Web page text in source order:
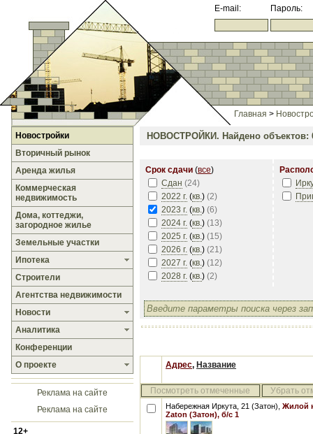
E-mail: Пароль:
Главная >
Новостройки
Вторичный рынок
Аренда жилья
Коммерческая
недвижимость
Дома, коттеджи,
загородное жилье
Земельные участки
Ипотека
Строители
Агентства недвижимости
Новости
Аналитика
Конференции
О проекте
Реклама на сайте
Реклама на сайте
12+
НОВОСТРОЙКИ. Найдено объектов:
Срок сдачи (все)
Сдан (24)
2022 г. (кв.) (2)
2023 г. (кв.) (6)
2024 г. (кв.) (13)
2025 г. (кв.) (15)
2026 г. (кв.) (21)
2027 г. (кв.) (12)
2028 г. (кв.) (2)
Адрес, Название
Посмотреть отмеченные Убрать
Набережная Иркута, 21 (Затон), Жилой
Zaton (Затон), б/с 1